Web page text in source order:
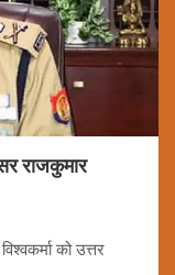
राजकुमार
को उत्तर